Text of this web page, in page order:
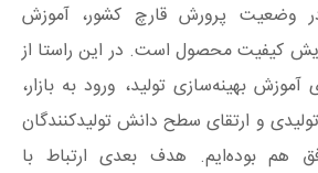
وضعیت پرورش قارچ کشور، آموزش
کیفیت محصول است. در این راستا از
بهینه‌سازی تولید، ورود به بازار،
و ارتقای سطح دانش تولیدکنندگان
هم بوده‌ایم. هدف بعدی ارتباط با